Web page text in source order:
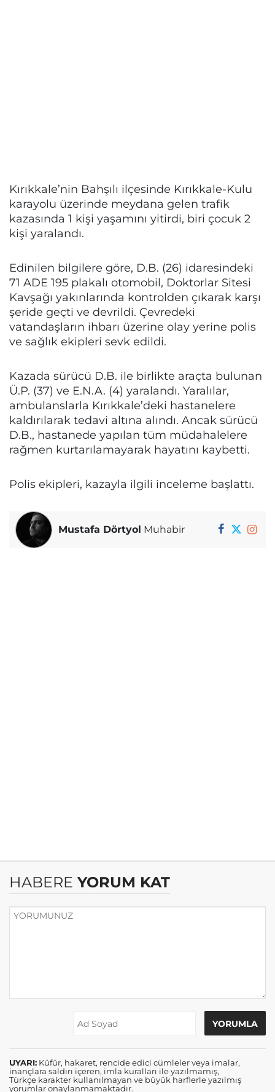
Kırıkkale’nin Bahşılı ilçesinde Kırıkkale-Kulu
karayolu üzerinde meydana gelen trafik
kazasında 1 kişi yaşamını yitirdi, biri çocuk 2
kişi yaralandı.
Edinilen bilgilere göre, D.B. (26) idaresindeki
71 ADE 195 plakalı otomobil, Doktorlar Sitesi
Kavşağı yakınlarında kontrolden çıkarak karşı
şeride geçti ve devrildi. Çevredeki
vatandaşların ihbarı üzerine olay yerine polis
ve sağlık ekipleri sevk edildi.
Kazada sürücü D.B. ile birlikte araçta bulunan
Ü.P. (37) ve E.N.A. (4) yaralandı. Yaralılar,
ambulanslarla Kırıkkale’deki hastanelere
kaldırılarak tedavi altına alındı. Ancak sürücü
D.B., hastanede yapılan tüm müdahalelere
rağmen kurtarılamayarak hayatını kaybetti.
Polis ekipleri, kazayla ilgili inceleme başlattı.
Mustafa Dörtyol Muhabir
HABERE YORUM KAT
UYARI: Küfür, hakaret, rencide edici cümleler veya imalar,
inançlara saldırı içeren, imla kuralları ile yazılmamış,
Türkçe karakter kullanılmayan ve büyük harflerle yazılmış
yorumlar onaylanmamaktadır.